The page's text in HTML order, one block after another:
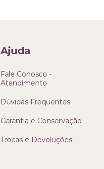
Ajuda
Fale Conosco -
Atendimento
Dúvidas Frequentes
Garantia e Conservação
Trocas e Devoluções